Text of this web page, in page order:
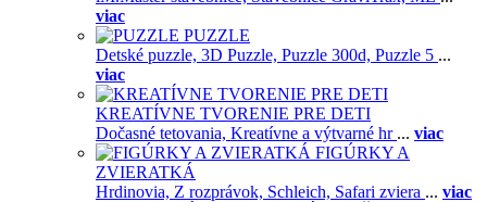
viac
PUZZLE
Detské puzzle, 3D Puzzle, Puzzle 300d, Puzzle 5 ...
viac
KREATÍVNE TVORENIE PRE DETI
Dočasné tetovania, Kreatívne a výtvarné hr ... viac
FIGÚRKY A
ZVIERATKÁ
Hrdinovia, Z rozprávok, Schleich, Safari zviera ... viac